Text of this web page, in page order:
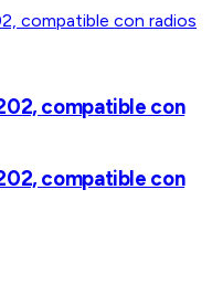
compatible con
compatible con